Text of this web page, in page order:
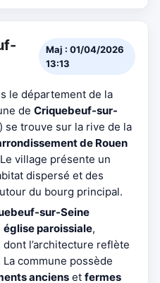
Maj : 01/04/2026
13:13
le département de la
de Criquebeuf-sur-
) se trouve sur la rive de la
de Rouen
village présente un
dispersé et des
du bourg principal.
sur-Seine
église paroissiale,
l’architecture reflète
commune possède
anciens et fermes